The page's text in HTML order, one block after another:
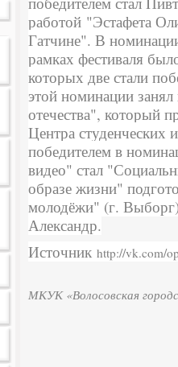
работой "Эстафета
Гатчине". В
рамках фестиваля
которых две стали
этой номинации
отечества", который
Центра студенческих
победителем в
видео" стал
образе жизни"
молодёжи" (г.
Александр.
Источник http://vk.com/
МКУК «Волосовская